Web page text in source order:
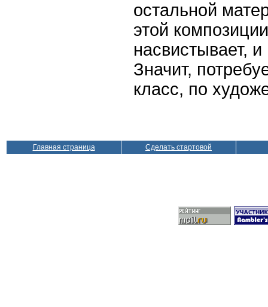
остальной
этой
насвистывает,
Значит,
класс, по
Главная страница Сделать стартовой